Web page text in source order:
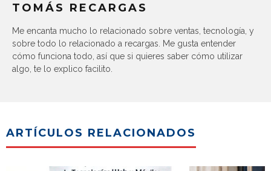
TOMÁS RECARGAS
Me encanta mucho lo relacionado sobre ventas, tecnología, y
sobre todo lo relacionado a recargas. Me gusta entender
cómo funciona todo, así que si quieres saber cómo utilizar
algo, te lo explico facilito.
ARTÍCULOS RELACIONADOS